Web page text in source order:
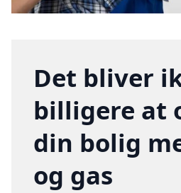
Det bliver
billigere at
din bolig
og gas